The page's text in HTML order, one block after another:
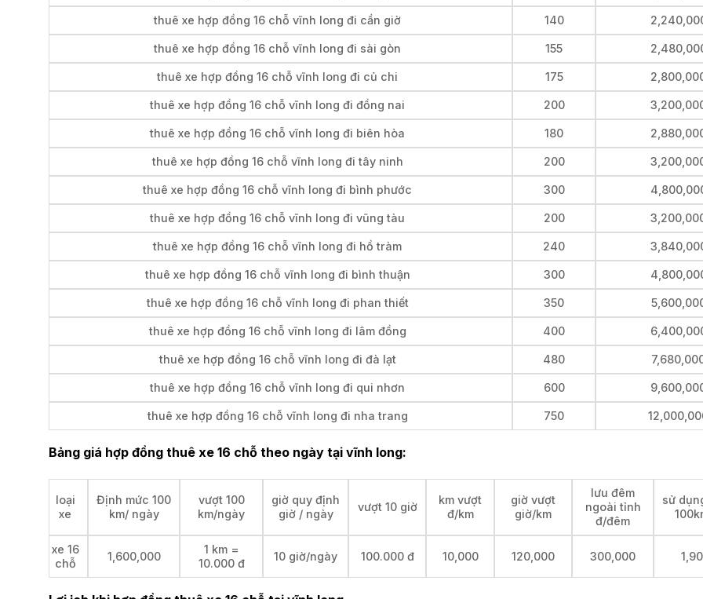
thuê xe hợp đồng 16 chỗ vĩnh long đi cần giờ 140
thuê xe hợp đồng 16 chỗ vĩnh long đi sài gòn 155
thuê xe hợp đồng 16 chỗ vĩnh long đi củ chi 175
thuê xe hợp đồng 16 chỗ vĩnh long đi đồng nai 200
thuê xe hợp đồng 16 chỗ vĩnh long đi biên hòa 180
thuê xe hợp đồng 16 chỗ vĩnh long đi tây ninh 200
thuê xe hợp đồng 16 chỗ vĩnh long đi bình phước 300
thuê xe hợp đồng 16 chỗ vĩnh long đi vũng tàu 200
thuê xe hợp đồng 16 chỗ vĩnh long đi hồ tràm 240
thuê xe hợp đồng 16 chỗ vĩnh long đi bình thuận 300
thuê xe hợp đồng 16 chỗ vĩnh long đi phan thiết 350
thuê xe hợp đồng 16 chỗ vĩnh long đi lâm đồng 400
thuê xe hợp đồng 16 chỗ vĩnh long đi đà lạt 480
thuê xe hợp đồng 16 chỗ vĩnh long đi qui nhơn 600
thuê xe hợp đồng 16 chỗ vĩnh long đi nha trang 750
Bảng giá hợp đồng thuê xe 16 chỗ theo ngày tại vĩnh long:
loại
xe
Định mức 100
km/ ngày
vượt 100
km/ngày
giờ quy định
giờ / ngày
vượt 10 giờ
km vượt
đ/km
giờ vượt
giờ/km
lưu đêm
ngoài tỉnh
đ/đêm
sử
xe 16
chỗ
1,600,000
1 km =
10.000 đ
10 giờ/ngày 100.000 đ 10,000 120,000 300,000